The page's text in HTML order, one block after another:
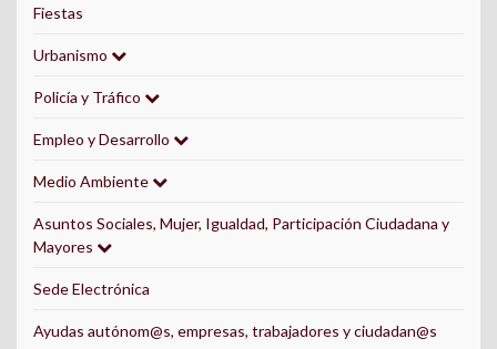
Fiestas
Urbanismo
Policía y Tráfico
Empleo y Desarrollo
Medio Ambiente
Asuntos Sociales, Mujer, Igualdad, Participación Ciudadana y
Mayores
Sede Electrónica
Ayudas autónom@s, empresas, trabajadores y ciudadan@s